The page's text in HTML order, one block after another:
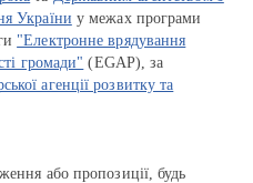
України у межах програми
"Електронне врядування
громади" (EGAP), за
агенції розвитку та
або пропозиції, будь